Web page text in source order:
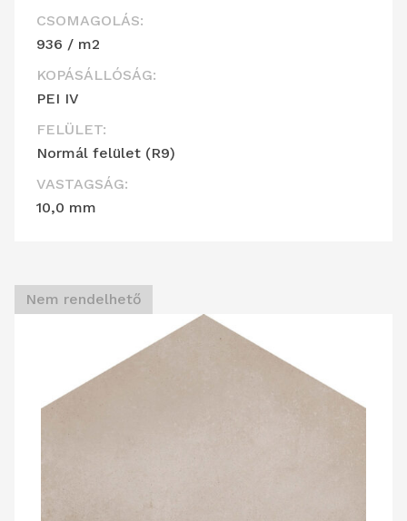
CSOMAGOLÁS:
936 / m2
KOPÁSÁLLÓSÁG:
PEI IV
FELÜLET:
Normál felület (R9)
VASTAGSÁG:
10,0 mm
Nem rendelhető